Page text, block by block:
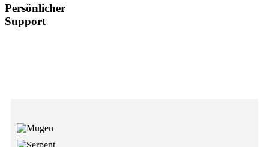
Persönlicher
Support